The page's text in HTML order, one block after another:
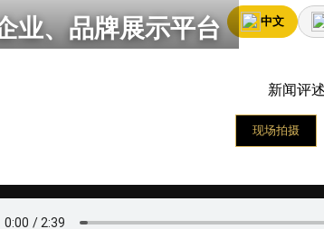
Медийная платформа
La plataforma de medios
业、品牌展示平台 中文
新闻评
现场拍摄